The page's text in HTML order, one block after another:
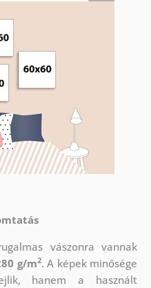
vászonra vannak
g/m2. A képek minősége
hanem a használt